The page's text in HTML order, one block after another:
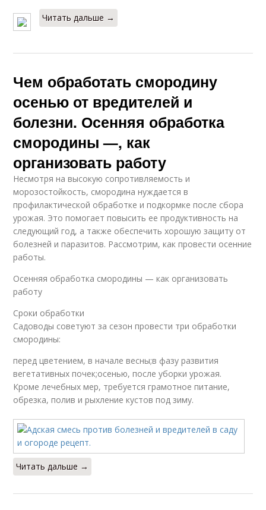
Читать дальше →
Чем обработать смородину
осенью от вредителей и
болезни. Осенняя обработка
смородины —, как
организовать работу
Несмотря на высокую сопротивляемость и
морозостойкость, смородина нуждается в
профилактической обработке и подкормке после сбора
урожая. Это помогает повысить ее продуктивность на
следующий год, а также обеспечить хорошую защиту от
болезней и паразитов. Рассмотрим, как провести осенние
работы.
Осенняя обработка смородины — как организовать
работу
Сроки обработки
Садоводы советуют за сезон провести три обработки
смородины:
перед цветением, в начале весны;в фазу развития
вегетативных почек;осенью, после уборки урожая.
Кроме лечебных мер, требуется грамотное питание,
обрезка, полив и рыхление кустов под зиму.
Читать дальше →